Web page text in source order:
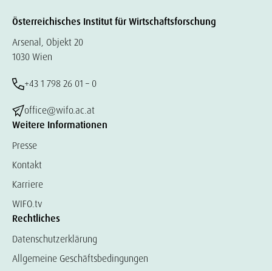
Österreichisches Institut für Wirtschaftsforschung
Arsenal, Objekt 20
1030 Wien
+43 1 798 26 01 – 0
office@wifo.ac.at
Weitere Informationen
Presse
Kontakt
Karriere
WIFO.tv
Rechtliches
Datenschutzerklärung
Allgemeine Geschäftsbedingungen